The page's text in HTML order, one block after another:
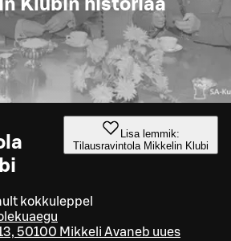
Klubin historiaa
Lisa lemmik:
Tilausravintola Mikkelin Klubi
kokkuleppel
50100 Mikkeli Avaneb uues